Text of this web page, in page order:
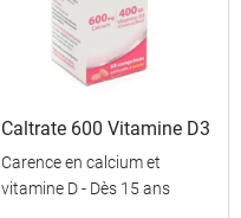
Caltrate 600 Vitamine D3
Carence en calcium et
vitamine D - Dès 15 ans